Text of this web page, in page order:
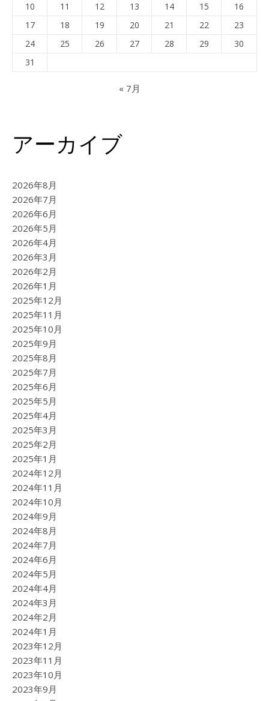
10
11 12 13 14 15
16
17
18 19 20 21 22
23
24
25 26 27 28 29
30
31
« 7月
アーカイブ
2026年8月
2026年7月
2026年6月
2026年5月
2026年4月
2026年3月
2026年2月
2026年1月
2025年12月
2025年11月
2025年10月
2025年9月
2025年8月
2025年7月
2025年6月
2025年5月
2025年4月
2025年3月
2025年2月
2025年1月
2024年12月
2024年11月
2024年10月
2024年9月
2024年8月
2024年7月
2024年6月
2024年5月
2024年4月
2024年3月
2024年2月
2024年1月
2023年12月
2023年11月
2023年10月
2023年9月